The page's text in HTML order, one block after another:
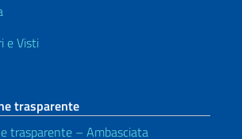
e Visti
trasparente
trasparente – Ambasciata